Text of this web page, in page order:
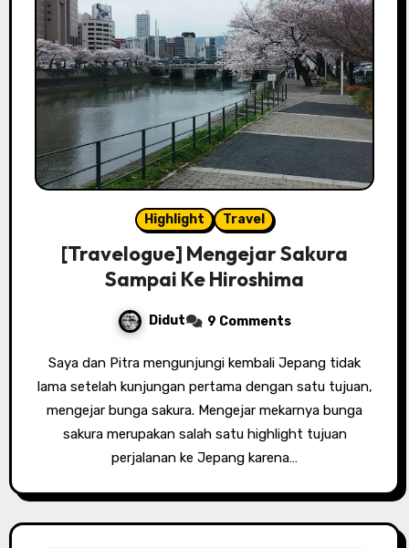
Highlight Travel
[Travelogue] Mengejar Sakura
Sampai Ke Hiroshima
Didut 9 Comments
Saya dan Pitra mengunjungi kembali Jepang tidak
lama setelah kunjungan pertama dengan satu tujuan,
mengejar bunga sakura. Mengejar mekarnya bunga
sakura merupakan salah satu highlight tujuan
perjalanan ke Jepang karena…